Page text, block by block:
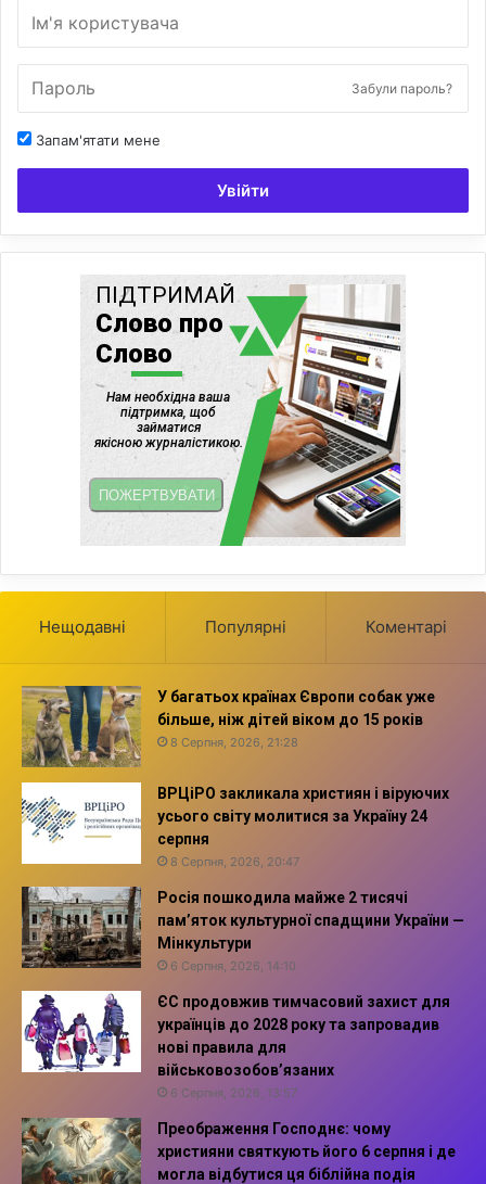
Забули пароль?
Запам'ятати мене
Увійти
Нещодавні Популярні Коментарі
У багатьох країнах Європи собак уже
більше, ніж дітей віком до 15 років
8 Серпня, 2026, 21:28
ВРЦіРО закликала християн і віруючих
усього світу молитися за Україну 24
серпня
8 Серпня, 2026, 20:47
Росія пошкодила майже 2 тисячі
пам’яток культурної спадщини України —
Мінкультури
6 Серпня, 2026, 14:10
ЄС продовжив тимчасовий захист для
українців до 2028 року та запровадив
нові правила для
військовозобов’язаних
6 Серпня, 2026, 13:57
Преображення Господнє: чому
християни святкують його 6 серпня і де
могла відбутися ця біблійна подія